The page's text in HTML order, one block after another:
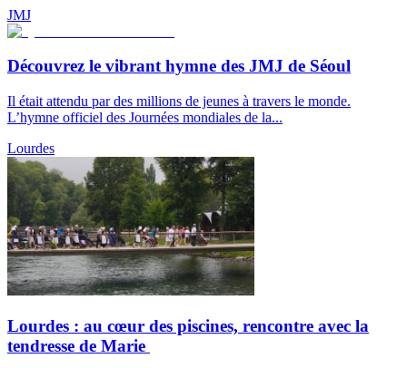
JMJ
Découvrez le vibrant hymne des JMJ de Séoul
Il était attendu par des millions de jeunes à travers le monde.
L’hymne officiel des Journées mondiales de la...
Lourdes
Lourdes : au cœur des piscines, rencontre avec la
tendresse de Marie